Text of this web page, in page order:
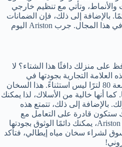
وتأتي مع تنظيم خارجي
بالإضافة إلى ذلك، فإن الضمانات
الخاصة بهم هي من بين الأفضل في هذا المجال. جرب Ariston اليوم
على منزلك دافئًا هذا الشتاء؟ لا
التجارية بجودتها في
سخانات المياه، وسخان المياه سعة 80 لترًا ليس استثناءً. هذا السخان
كما أنها خالية من الأسلاك، لذا يمكنك
بالإضافة إلى ذلك، تتمتع هذه
وات، لذلك ستكون قادرة على التعامل مع
منزلك الكبير بسهولة. أخيرًا، في Ariston، يمكنك دائمًا الوثوق بجودتها
لشراء سخان مياه إيطالي، فتأكد